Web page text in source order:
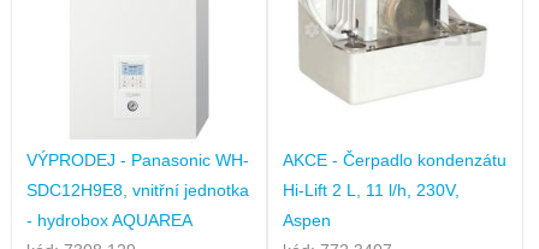
VÝPRODEJ - Panasonic WH-
SDC12H9E8, vnitřní jednotka
- hydrobox AQUAREA
AKCE - Čerpadlo kondenzátu
Hi-Lift 2 L, 11 l/h, 230V,
Aspen